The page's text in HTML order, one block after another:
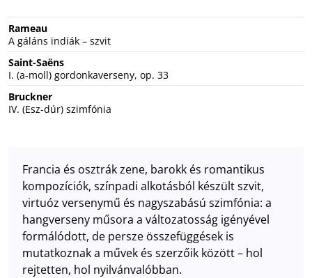
Rameau
A gáláns indiák – szvit
Saint-Saëns
I. (a-moll) gordonkaverseny, op. 33
Bruckner
IV. (Esz-dúr) szimfónia
Francia és osztrák zene, barokk és romantikus
kompozíciók, színpadi alkotásból készült szvit,
virtuóz versenymű és nagyszabású szimfónia: a
hangverseny műsora a változatosság igényével
formálódott, de persze összefüggések is
mutatkoznak a művek és szerzőik között – hol
rejtetten, hol nyilvánvalóbban.